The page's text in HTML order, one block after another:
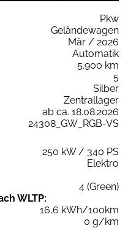
Pkw
Geländewagen
Mär / 2026
Automatik
5.900 km
5
Silber
Zentrallager
ab ca. 18.08.2026
24308_GW_RGB-VS
250 kW / 340 PS
Elektro
4 (Green)
WLTP:
16,6 kWh/100km
0 g/km